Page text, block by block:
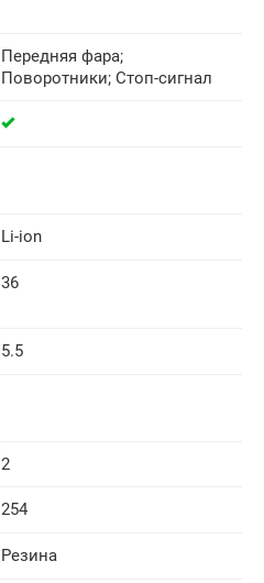
Передняя фара;
Поворотники; Стоп-сигнал
Li-ion
36
5.5
2
254
Резина